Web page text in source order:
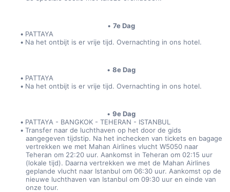
7e Dag
PATTAYA
Na het ontbijt is er vrije tijd. Overnachting in ons hotel.
8e Dag
PATTAYA
Na het ontbijt is er vrije tijd. Overnachting in ons hotel.
9e Dag
PATTAYA - BANGKOK - TEHERAN - ISTANBUL
Transfer naar de luchthaven op het door de gids
aangegeven tijdstip. Na het inchecken van tickets en bagage
vertrekken we met Mahan Airlines vlucht W5050 naar
Teheran om 22:20 uur. Aankomst in Teheran om 02:15 uur
(lokale tijd). Daarna vertrekken we met de Mahan Airlines
geplande vlucht naar Istanbul om 06:30 uur. Aankomst op de
nieuwe luchthaven van Istanbul om 09:30 uur en einde van
onze tour.